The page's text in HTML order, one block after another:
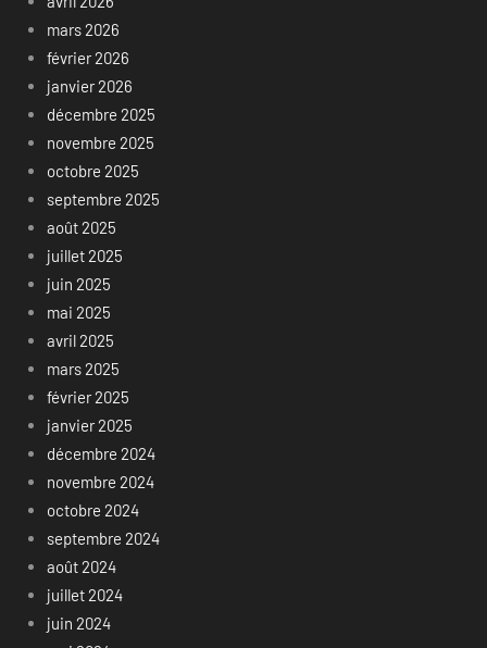
mars 2026
février 2026
janvier 2026
décembre 2025
novembre 2025
octobre 2025
septembre 2025
août 2025
juillet 2025
juin 2025
mai 2025
avril 2025
mars 2025
février 2025
janvier 2025
décembre 2024
novembre 2024
octobre 2024
septembre 2024
août 2024
juillet 2024
juin 2024